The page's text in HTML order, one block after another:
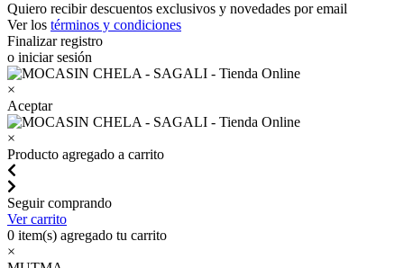
Quiero recibir descuentos exclusivos y novedades por email
Ver los términos y condiciones
Finalizar registro
o iniciar sesión
×
Aceptar
×
Producto agregado a carrito
Seguir comprando
Ver carrito
0 item(s) agregado tu carrito
×